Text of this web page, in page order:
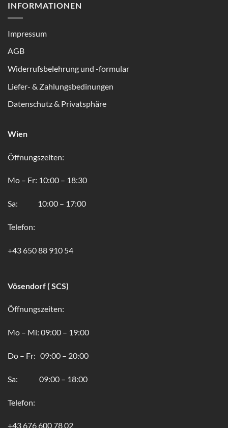
INFORMATIONEN
Impressum
AGB
Widerrufsbelehrung und -formular
Liefer- & Zahlungsbedinungen
Datenschutz & Privatsphäre
Wien
Öffnungszeiten:
Mo – Fr: 10:00 – 18:30
Sa: 10:00 – 17:00
Telefon:
+43 650 88 910 54
Vösendorf ( SCS)
Öffnungszeiten:
Mo – Mi: 09:00 – 19:00
Do – Fr: 09:00 – 20:00
Sa: 09:00 – 18:00
Telefon:
+43 676 600 78 02